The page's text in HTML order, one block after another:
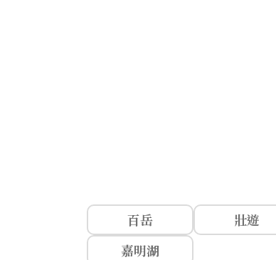
百岳 壯遊
嘉明湖